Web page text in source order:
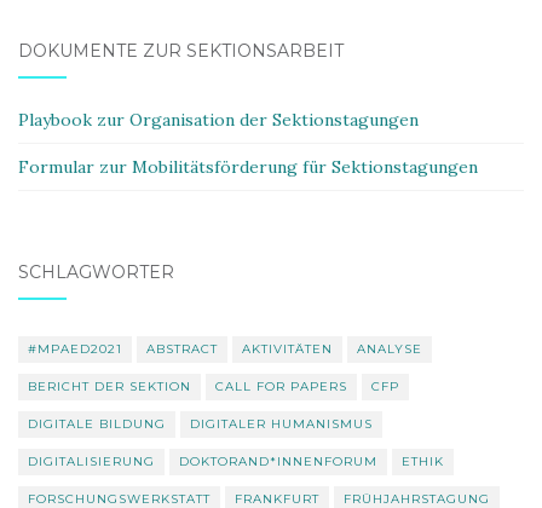
DOKUMENTE ZUR SEKTIONSARBEIT
Playbook zur Organisation der Sektionstagungen
Formular zur Mobilitätsförderung für Sektionstagungen
SCHLAGWÖRTER
#MPAED2021 ABSTRACT AKTIVITÄTEN ANALYSE
BERICHT DER SEKTION CALL FOR PAPERS CFP
DIGITALE BILDUNG DIGITALER HUMANISMUS
DIGITALISIERUNG DOKTORAND*INNENFORUM ETHIK
FORSCHUNGSWERKSTATT FRANKFURT FRÜHJAHRSTAGUNG